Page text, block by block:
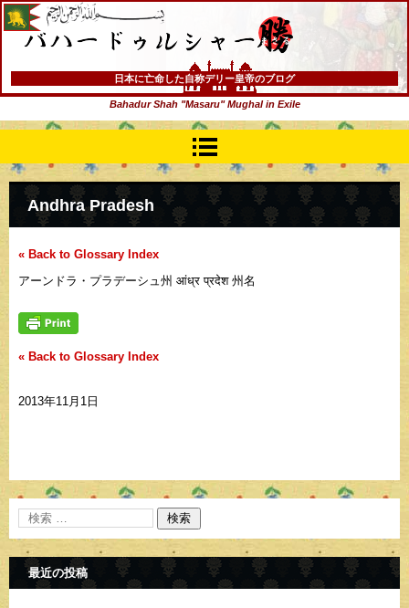
バハードゥルシャー勝(まさる)
日本に亡命した自称デリー皇帝のブログ
Bahadur Shah "Masaru" Mughal in Exile
Andhra Pradesh
« Back to Glossary Index
アーンドラ・プラデーシュ州 आंध्र प्रदेश 州名
« Back to Glossary Index
2013年11月1日
最近の投稿